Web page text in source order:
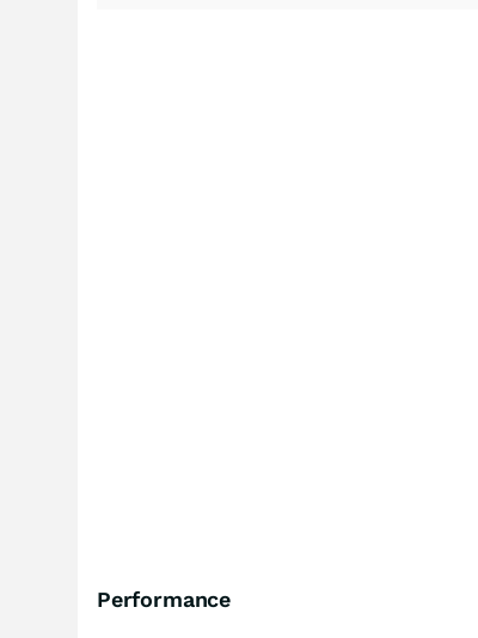
Performance